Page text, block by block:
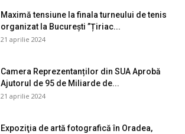
Maximă tensiune la finala turneului de tenis
organizat la București ”Țiriac...
21 aprilie 2024
Camera Reprezentanților din SUA Aprobă
Ajutorul de 95 de Miliarde de...
21 aprilie 2024
Expoziţia de artă fotografică în Oradea,